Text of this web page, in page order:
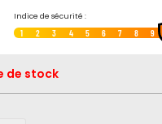
Indice de sécurité :
1 2 3 4 5 6 7 8 9
de stock